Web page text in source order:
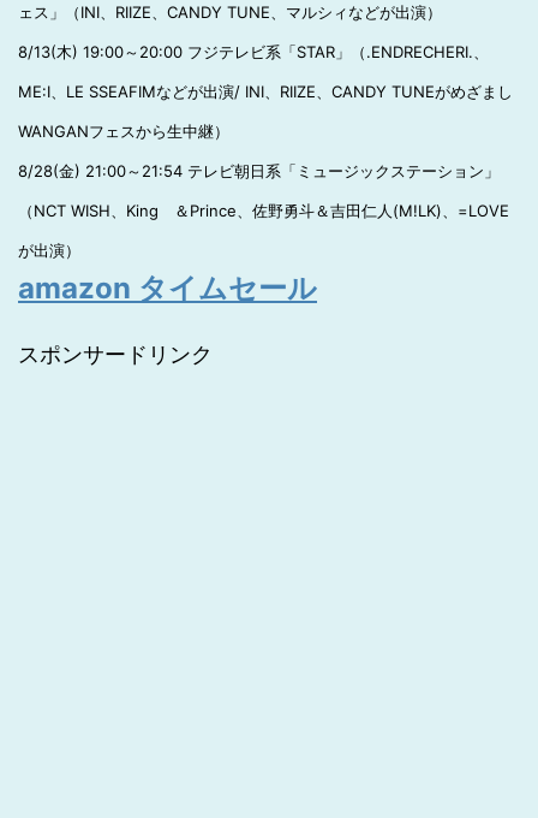
ェス」（INI、RIIZE、CANDY TUNE、マルシィなどが出演）
8/13(木) 19:00～20:00 フジテレビ系「STAR」（.ENDRECHERI.、
ME:I、LE SSEAFIMなどが出演/ INI、RIIZE、CANDY TUNEがめざまし
WANGANフェスから生中継）
8/28(金) 21:00～21:54 テレビ朝日系「ミュージックステーション」
（NCT WISH、King ＆Prince、佐野勇斗＆吉田仁人(M!LK)、=LOVE
が出演）
amazon タイムセール
スポンサードリンク